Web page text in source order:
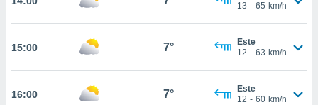
site
para
não
13 - 65 km/h
15:00 7°
Este
12 - 63 km/h
16:00 7°
Este
12 - 60 km/h